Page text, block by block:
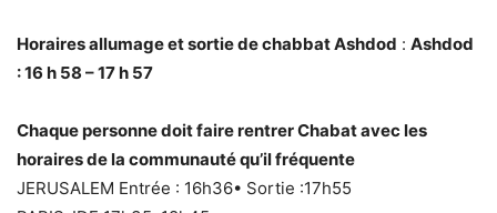
Horaires allumage et sortie de chabbat Ashdod : Ashdod
: 16 h 58 – 17 h 57
Chaque personne doit faire rentrer Chabat avec les
horaires de la communauté qu’il fréquente
JERUSALEM Entrée : 16h36• Sortie :17h55